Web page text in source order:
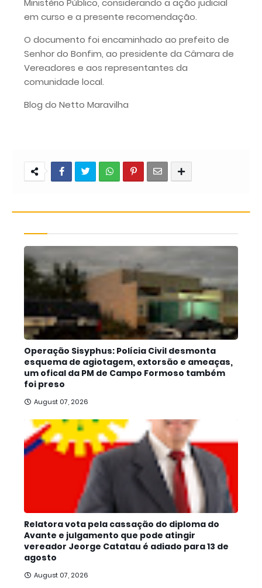
Ministério Público, considerando a ação judicial
em curso e a presente recomendação.
O documento foi encaminhado ao prefeito de
Senhor do Bonfim, ao presidente da Câmara de
Vereadores e aos representantes da
comunidade local.
Blog do Netto Maravilha
Operação Sisyphus: Polícia Civil desmonta
esquema de agiotagem, extorsão e ameaças,
um ofical da PM de Campo Formoso também
foi preso
August 07, 2026
Relatora vota pela cassação do diploma do
Avante e julgamento que pode atingir
vereador Jeorge Catatau é adiado para 13 de
agosto
August 07, 2026